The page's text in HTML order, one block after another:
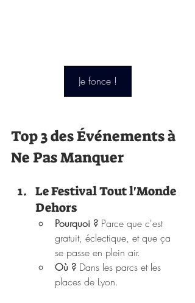
Je fonce !
Top 3 des Événements à
Ne Pas Manquer
Le Festival Tout l'Monde
Dehors
Pourquoi ? Parce que c'est
gratuit, éclectique, et que ça
se passe en plein air.
Où ? Dans les parcs et les
places de Lyon.